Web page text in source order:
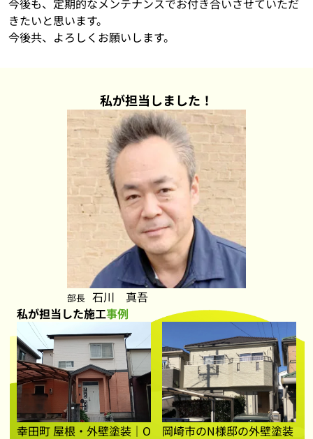
今後も、定期的なメンテナンスでお付き合いさせていただ
きたいと思います。
今後共、よろしくお願いします。
私が担当しました！
部長 石川 真吾
私が担当した施工事例
幸田町 屋根・外壁塗装｜O
岡崎市のN様邸の外壁塗装